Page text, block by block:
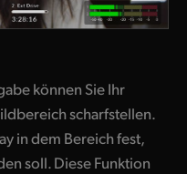
können Sie Ihr
scharfstellen.
in dem Bereich fest,
soll. Diese Funktion